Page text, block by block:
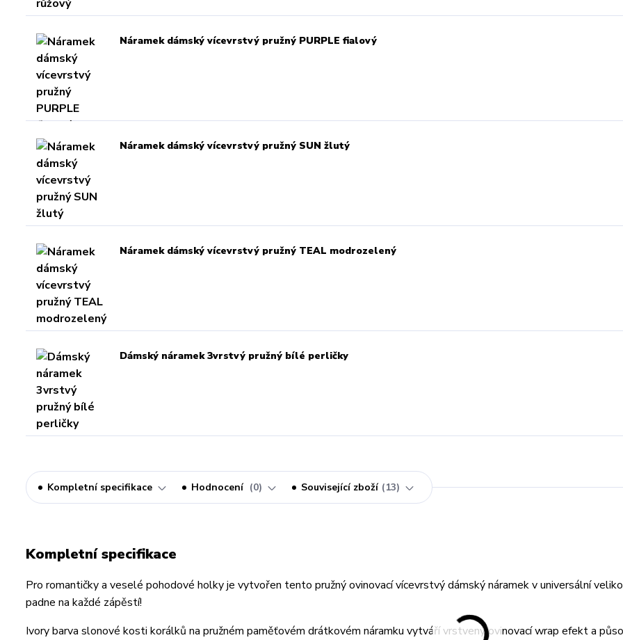
Náramek dámský vícevrstvý pružný PURPLE fialový
Náramek dámský vícevrstvý pružný SUN žlutý
Náramek dámský vícevrstvý pružný TEAL modrozelený
Dámský náramek 3vrstvý pružný bílé perličky
Kompletní specifikace Hodnocení 0 Související zboží 13
Kompletní specifikace
Pro romantičky a veselé pohodové holky je vytvořen tento pružný ovinovací vícevrstvý dámský náramek v universální
padne na každé zápěstí!
Ivory barva slonové kosti korálků na pružném paměťovém drátkovém náramku vytváří vrstvený ovinovací wrap efekt a